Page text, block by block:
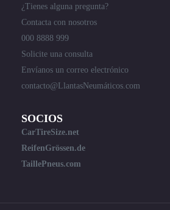
¿Tienes alguna pregunta?
Contacta con nosotros
000 8888 999
Solicite una consulta
Envíanos un correo electrónico
contacto@LlantasNeumáticos.com
SOCIOS
CarTireSize.net
ReifenGrössen.de
TaillePneus.com